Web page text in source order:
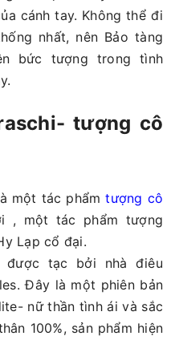
cánh tay. Không thể đi
nhất, nên Bảo tàng
bức tượng trong tình
tượng cô
một tác phẩmtượng cô
, một tác phẩm tượng
Lạp cổ đại.
được tạc bởi nhà điêu
Đây là một phiên bản
nữ thần tình ái và sắc
100%, sản phẩm hiện